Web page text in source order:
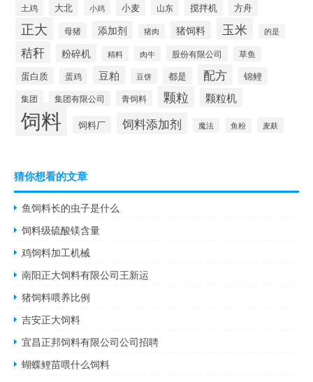
土鸡 大北 小鸡 小麦 山东 搅拌机 方舟
正大 母猪 添加剂 猪肉 猪饲料 玉米 的是
秸秆 粉碎机 精料 肉牛 股份有限公司 草鱼
蛋白质 蛋鸡 豆粕 豆饼 都是 配方 锦鲤
集团 集团有限公司 青饲料 颗粒 颗粒机
饲料 饲料厂 饲料添加剂 魔法 鱼粉 麦麸
猜你想看的文章
鱼饲料长的虫子是什么
饲料级硫酸镁含量
鸡饲料加工机械
南阳正大饲料有限公司王新运
猪饲料喂养比例
吉安正大饲料
宜昌正邦饲料有限公司公司招聘
蝴蝶鲤苗喂什么饲料